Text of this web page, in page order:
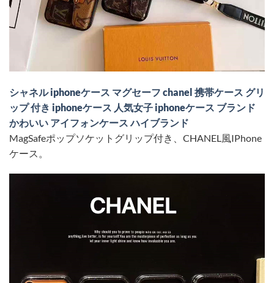
シャネル iphoneケース マグセーフ chanel 携帯ケース グリ
ップ 付き iphoneケース 人気女子 iphoneケース ブランド
かわいい アイフォンケース ハイブランド
MagSafeポップソケットグリップ付き、CHANEL風IPhone
ケース。